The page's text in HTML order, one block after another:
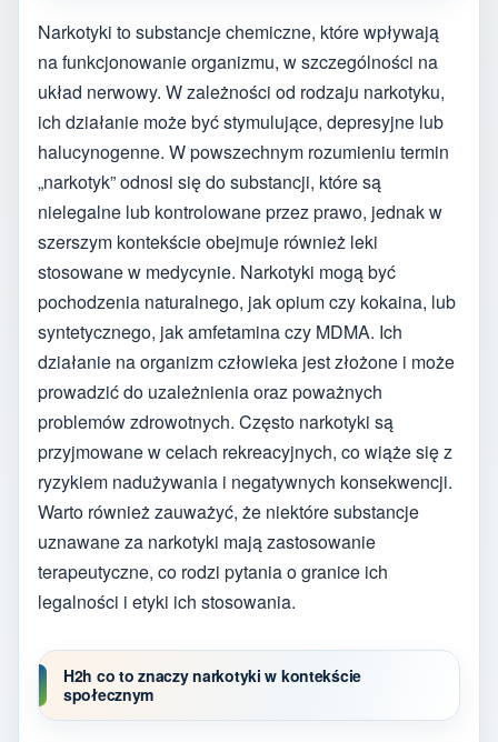
Narkotyki to substancje chemiczne, które wpływają
na funkcjonowanie organizmu, w szczególności na
układ nerwowy. W zależności od rodzaju narkotyku,
ich działanie może być stymulujące, depresyjne lub
halucynogenne. W powszechnym rozumieniu termin
„narkotyk” odnosi się do substancji, które są
nielegalne lub kontrolowane przez prawo, jednak w
szerszym kontekście obejmuje również leki
stosowane w medycynie. Narkotyki mogą być
pochodzenia naturalnego, jak opium czy kokaina, lub
syntetycznego, jak amfetamina czy MDMA. Ich
działanie na organizm człowieka jest złożone i może
prowadzić do uzależnienia oraz poważnych
problemów zdrowotnych. Często narkotyki są
przyjmowane w celach rekreacyjnych, co wiąże się z
ryzykiem nadużywania i negatywnych konsekwencji.
Warto również zauważyć, że niektóre substancje
uznawane za narkotyki mają zastosowanie
terapeutyczne, co rodzi pytania o granice ich
legalności i etyki ich stosowania.
H2h co to znaczy narkotyki w kontekście
społecznym